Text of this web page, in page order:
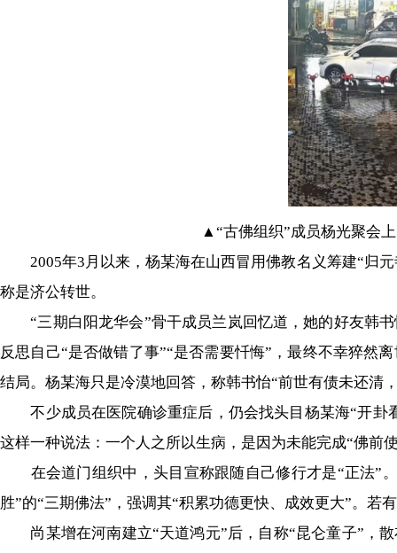
▲“古佛组织”成员杨光聚会
2005年3月以来，杨某海在山西冒用佛教名义筹建“归元
称是济公转世。
“三期白阳龙华会”骨干成员兰岚回忆道，她的好友韩书
反思自己“是否做错了事”“是否需要忏悔”，最终不幸猝然
结局。杨某海只是冷漠地回答，称韩书怡“前世有债未还清
不少成员在医院确诊重症后，仍会找头目杨某海“开卦
这样一种说法：一个人之所以生病，是因为未能完成“佛前
在会道门组织中，头目宣称跟随自己修行才是“正法”。
胜”的“三期佛法”，强调其“积累功德更快、成效更大”。若
尚某增在河南建立“天道鸿元”后，自称“昆仑童子”，散